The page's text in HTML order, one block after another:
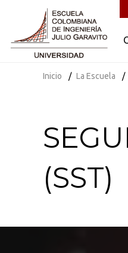
Inicio La Escuela
(SST)